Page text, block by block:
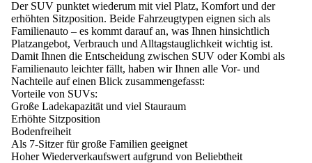
Der SUV punktet wiederum mit viel Platz, Komfort und der
erhöhten Sitzposition. Beide Fahrzeugtypen eignen sich als
Familienauto – es kommt darauf an, was Ihnen hinsichtlich
Platzangebot, Verbrauch und Alltagstauglichkeit wichtig ist.
Damit Ihnen die Entscheidung zwischen SUV oder Kombi als
Familienauto leichter fällt, haben wir Ihnen alle Vor- und
Nachteile auf einen Blick zusammengefasst:
Vorteile von SUVs:
Große Ladekapazität und viel Stauraum
Erhöhte Sitzposition
Bodenfreiheit
Als 7-Sitzer für große Familien geeignet
Hoher Wiederverkaufswert aufgrund von Beliebtheit